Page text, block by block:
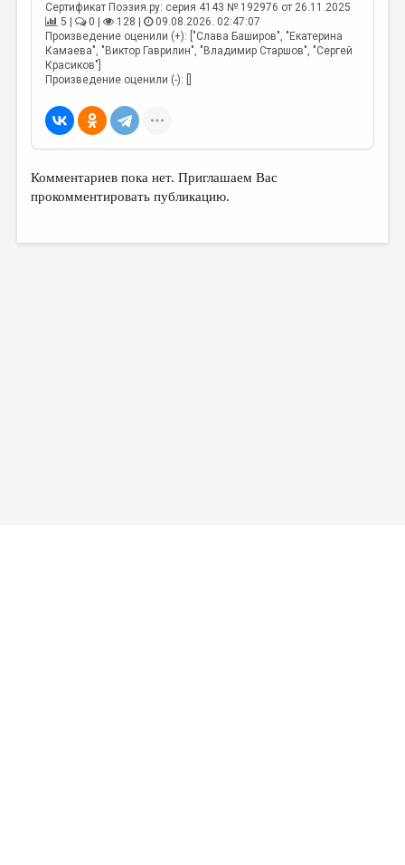
Сертификат Поэзия.ру: серия 4143 № 192976 от 26.11.2025
5 |
0 | 128 |
09.08.2026. 02:47:07
Произведение оценили (+): ["Слава Баширов", "Екатерина
Камаева", "Виктор Гаврилин", "Владимир Старшов", "Сергей
Красиков"]
Произведение оценили (-): []
Комментариев пока нет. Приглашаем Вас
прокомментировать публикацию.